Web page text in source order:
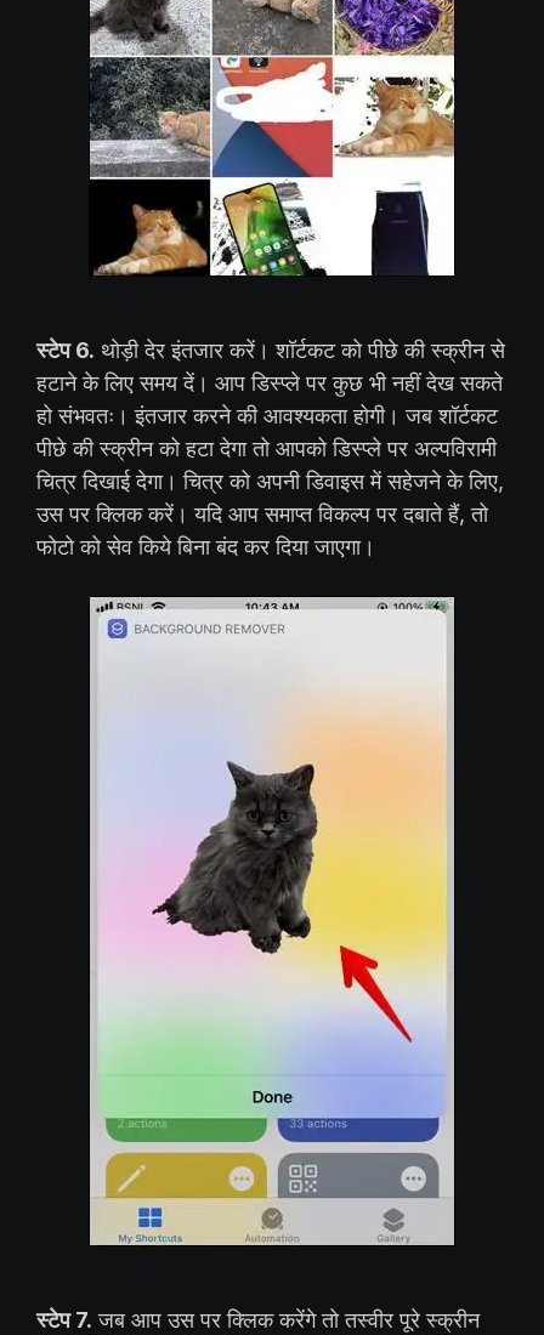
स्टेप 6. थोड़ी देर इंतजार करें। शॉर्टकट को पीछे की स्क्रीन से
हटाने के लिए समय दें। आप डिस्प्ले पर कुछ भी नहीं देख सकते
हो संभवतः। इंतजार करने की आवश्यकता होगी। जब शॉर्टकट
पीछे की स्क्रीन को हटा देगा तो आपको डिस्प्ले पर अल्पविरामी
चित्र दिखाई देगा। चित्र को अपनी डिवाइस में सहेजने के लिए,
उस पर क्लिक करें। यदि आप समाप्त विकल्प पर दबाते हैं, तो
फोटो को सेव किये बिना बंद कर दिया जाएगा।
स्टेप 7. जब आप उस पर क्लिक करेंगे तो तस्वीर पूरे स्क्रीन